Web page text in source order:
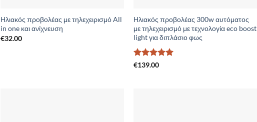
Ηλιακός προβολέας με τηλεχειρισμό All
in one και ανίχνευση
€32.00
Ηλιακός προβολέας 300w αυτόματος
με τηλεχειρισμό με τεχνολογία eco boost
light για διπλάσιο φως
Βαθμολογήθηκε
€139.00